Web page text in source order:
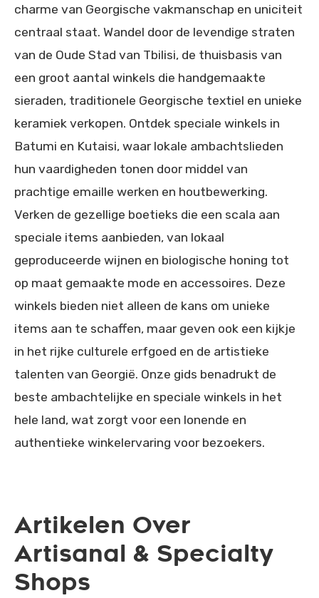
charme van Georgische vakmanschap en uniciteit
centraal staat. Wandel door de levendige straten
van de Oude Stad van Tbilisi, de thuisbasis van
een groot aantal winkels die handgemaakte
sieraden, traditionele Georgische textiel en unieke
keramiek verkopen. Ontdek speciale winkels in
Batumi en Kutaisi, waar lokale ambachtslieden
hun vaardigheden tonen door middel van
prachtige emaille werken en houtbewerking.
Verken de gezellige boetieks die een scala aan
speciale items aanbieden, van lokaal
geproduceerde wijnen en biologische honing tot
op maat gemaakte mode en accessoires. Deze
winkels bieden niet alleen de kans om unieke
items aan te schaffen, maar geven ook een kijkje
in het rijke culturele erfgoed en de artistieke
talenten van Georgië. Onze gids benadrukt de
beste ambachtelijke en speciale winkels in het
hele land, wat zorgt voor een lonende en
authentieke winkelervaring voor bezoekers.
Artikelen Over
Artisanal & Specialty
Shops